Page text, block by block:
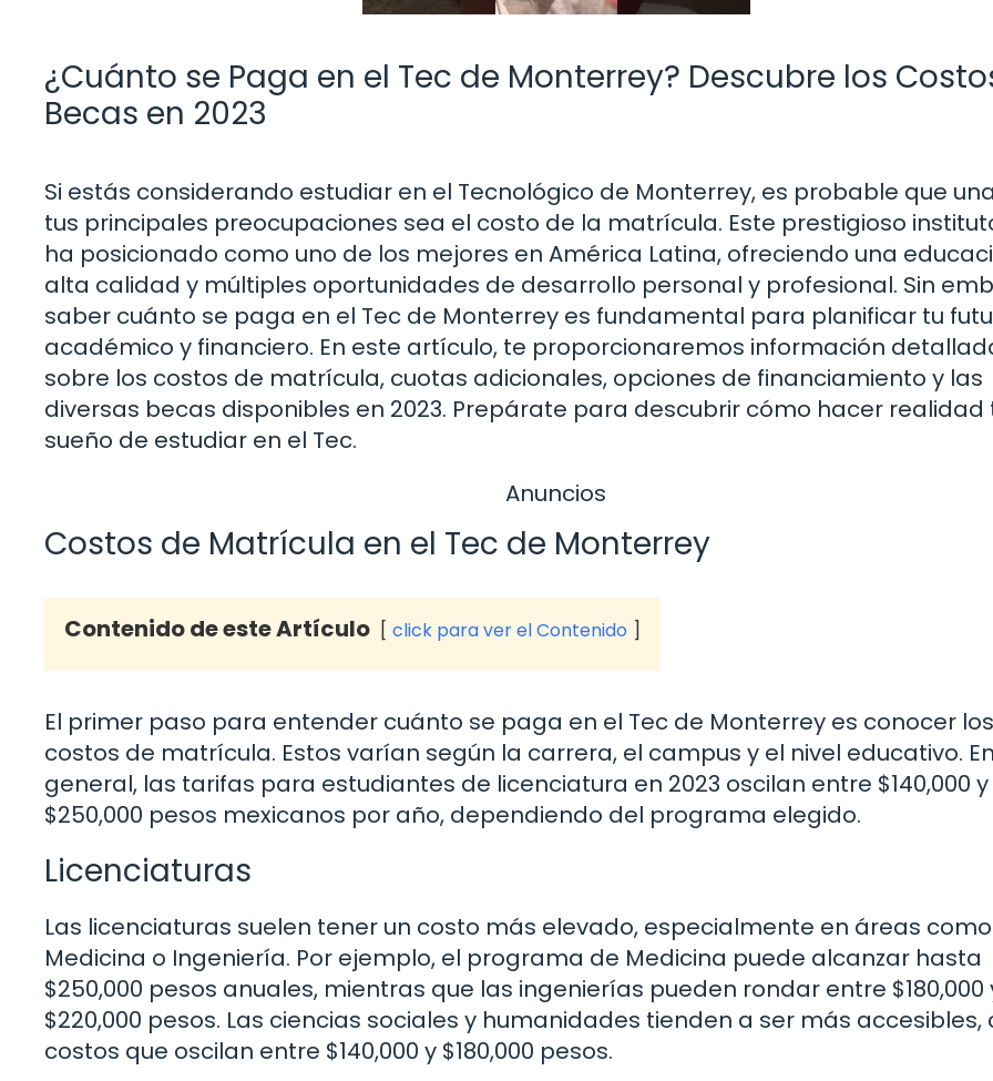
¿Cuánto se Paga en el Tec de Monterrey? Descubre los
Becas en 2023
Si estás considerando estudiar en el Tecnológico de Monterrey, es probable que
tus principales preocupaciones sea el costo de la matrícula. Este prestigioso
ha posicionado como uno de los mejores en América Latina, ofreciendo una
alta calidad y múltiples oportunidades de desarrollo personal y profesional. Sin
saber cuánto se paga en el Tec de Monterrey es fundamental para planificar tu
académico y financiero. En este artículo, te proporcionaremos información
sobre los costos de matrícula, cuotas adicionales, opciones de financiamiento y las
diversas becas disponibles en 2023. Prepárate para descubrir cómo hacer realidad
sueño de estudiar en el Tec.
Anuncios
Costos de Matrícula en el Tec de Monterrey
Contenido de este Artículo click para ver el Contenido
El primer paso para entender cuánto se paga en el Tec de Monterrey es conocer los
costos de matrícula. Estos varían según la carrera, el campus y el nivel educativo. En
general, las tarifas para estudiantes de licenciatura en 2023 oscilan entre $140,000 y
$250,000 pesos mexicanos por año, dependiendo del programa elegido.
Licenciaturas
Las licenciaturas suelen tener un costo más elevado, especialmente en áreas como
Medicina o Ingeniería. Por ejemplo, el programa de Medicina puede alcanzar hasta
$250,000 pesos anuales, mientras que las ingenierías pueden rondar entre $180,000
$220,000 pesos. Las ciencias sociales y humanidades tienden a ser más accesibles,
costos que oscilan entre $140,000 y $180,000 pesos.